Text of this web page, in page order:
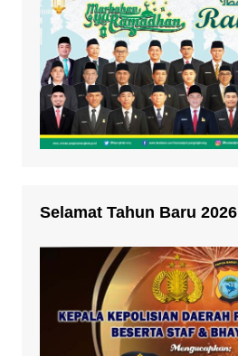
Selamat Tahun Baru 2026